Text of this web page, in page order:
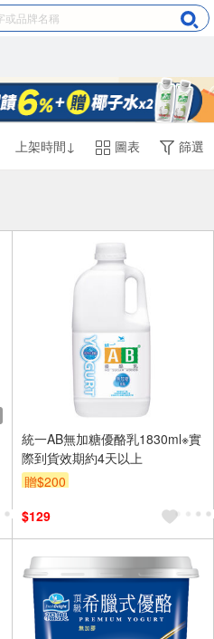
上架時間↓ 圖表 篩選
統一AB無加糖優酪乳1830ml※實
際到貨效期約4天以上
贈$200
$129